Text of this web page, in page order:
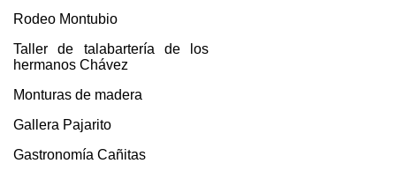
Rodeo Montubio
Taller de talabartería de los
hermanos Chávez
Monturas de madera
Gallera Pajarito
Gastronomía Cañitas